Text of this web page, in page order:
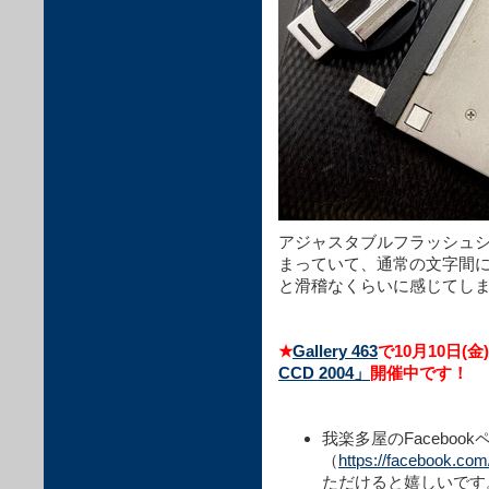
アジャスタブルフラッシュ
まっていて、通常の文字間
と滑稽なくらいに感じてし
★Gallery 463で10月10日(
CCD 2004」 開催中です！
我楽多屋のFacebook
（https://
ただけると嬉しいです